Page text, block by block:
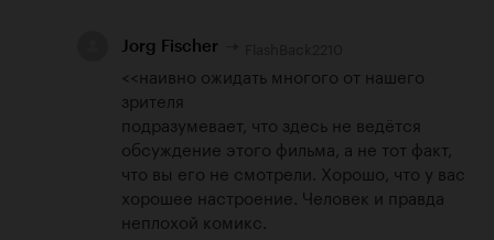
Jorg Fischer
<<наивно ожидать многого от нашего
зрителя
подразумевает, что здесь не ведётся
обсуждение этого фильма, а не тот факт,
что вы его не смотрели. Хорошо, что у вас
хорошее настроение. Человек и правда
неплохой комикс.